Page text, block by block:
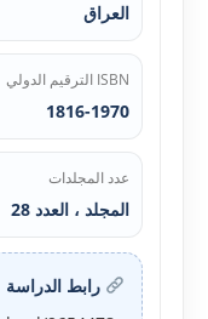
العراق
ISBN الترقيم الدولي
1816-1970
عدد المجلدات
المجلد ، العدد 28
رابط الدراسة